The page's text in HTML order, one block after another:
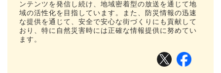
ンテンツを発信し続け、地域密着型の放送を通じて地
域の活性化を目指しています。また、防災情報の迅速
な提供を通じて、安全で安心な街づくりにも貢献して
おり、特に自然災害時には正確な情報提供に努めてい
ます。